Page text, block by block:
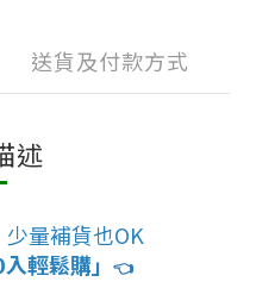
送貨及付款方式
述
量補貨也OK
輕鬆購」 👈